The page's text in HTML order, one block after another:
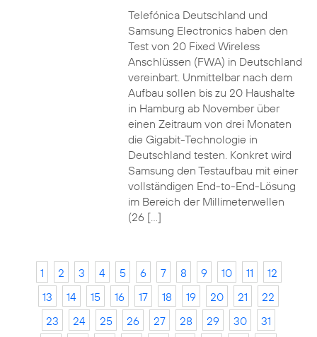
Telefónica Deutschland und
Samsung Electronics haben den
Test von 20 Fixed Wireless
Anschlüssen (FWA) in Deutschland
vereinbart. Unmittelbar nach dem
Aufbau sollen bis zu 20 Haushalte
in Hamburg ab November über
einen Zeitraum von drei Monaten
die Gigabit-Technologie in
Deutschland testen. Konkret wird
Samsung den Testaufbau mit einer
vollständigen End-to-End-Lösung
im Bereich der Millimeterwellen
(26 […]
1 2 3 4 5 6 7 8 9 10 11
12
13
14 15 16 17 18 19 20 21
22
23
24 25 26 27 28 29 30
31